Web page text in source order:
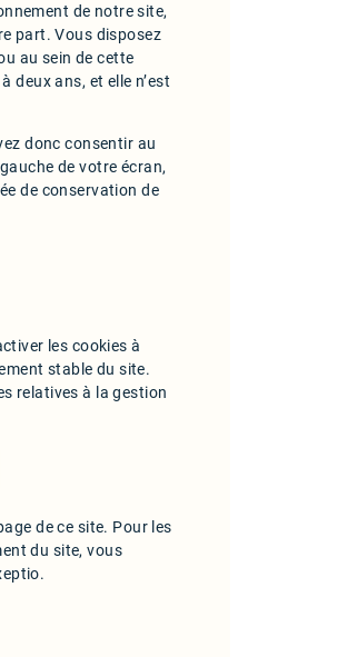
de notre site,
part. Vous disposez
au sein de cette
deux ans, et elle n’est
donc consentir au
de votre écran,
de conservation de
les cookies à
stable du site.
relatives à la gestion
de ce site. Pour les
du site, vous